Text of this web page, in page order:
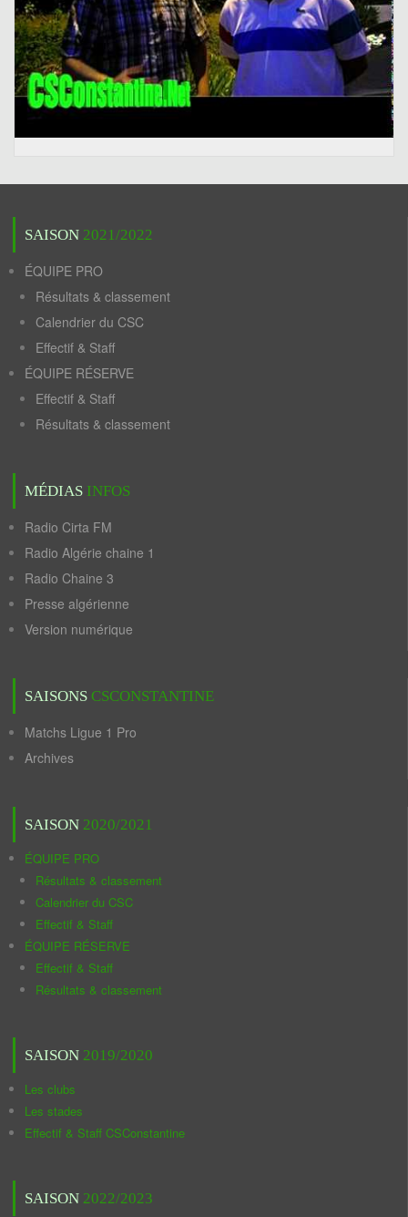
SAISON 2021/2022
ÉQUIPE PRO
Résultats & classement
Calendrier du CSC
Effectif & Staff
ÉQUIPE RÉSERVE
Effectif & Staff
Résultats & classement
MÉDIAS INFOS
Radio Cirta FM
Radio Algérie chaine 1
Radio Chaine 3
Presse algérienne
Version numérique
SAISONS CSCONSTANTINE
Matchs Ligue 1 Pro
Archives
SAISON 2020/2021
ÉQUIPE PRO
Résultats & classement
Calendrier du CSC
Effectif & Staff
ÉQUIPE RÉSERVE
Effectif & Staff
Résultats & classement
SAISON 2019/2020
Les clubs
Les stades
Effectif & Staff CSConstantine
SAISON 2022/2023